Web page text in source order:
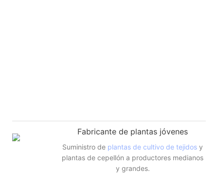
Fabricante de plantas jóvenes
Suministro de plantas de cultivo de tejidos y
plantas de cepellón a productores medianos
y grandes.